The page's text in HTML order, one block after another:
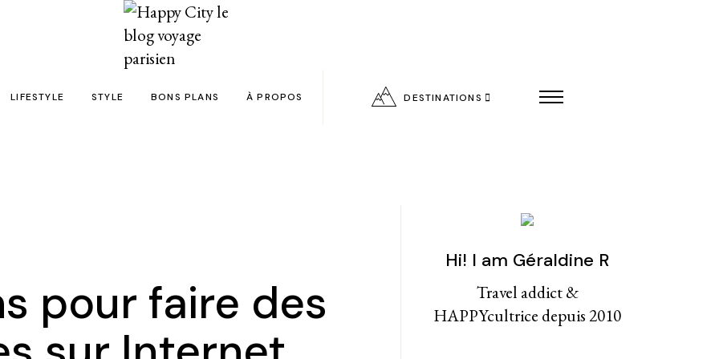
en 24h chrono
filles
LIFESTYLE
Shopping
Kids
STYLE BONS PLANS À PROPOS
Politique de confidentialité
FAQ
DESTINATIONS
pour faire des
Hi! I am Géraldine R
Travel addict &
HAPPYcultrice depuis 2010